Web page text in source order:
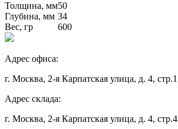
Толщина, мм50
Глубина, мм 34
Вес, гр
600
Адрес офиса:
г. Москва, 2-я Карпатская улица, д. 4, стр.1
Адрес склада:
г. Москва, 2-я Карпатская улица, д. 4, стр.4